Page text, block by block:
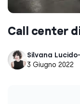
Call center
Silvana
3 Giugno 2022